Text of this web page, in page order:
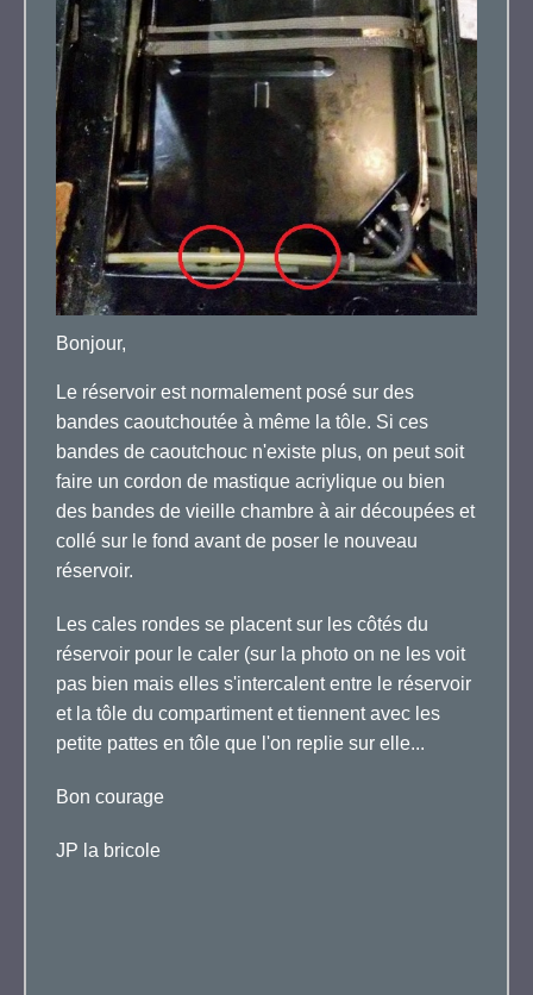
Bonjour,
Le réservoir est normalement posé sur des
bandes caoutchoutée à même la tôle. Si ces
bandes de caoutchouc n'existe plus, on peut soit
faire un cordon de mastique acriylique ou bien
des bandes de vieille chambre à air découpées et
collé sur le fond avant de poser le nouveau
réservoir.
Les cales rondes se placent sur les côtés du
réservoir pour le caler (sur la photo on ne les voit
pas bien mais elles s'intercalent entre le réservoir
et la tôle du compartiment et tiennent avec les
petite pattes en tôle que l'on replie sur elle...
Bon courage
JP la bricole